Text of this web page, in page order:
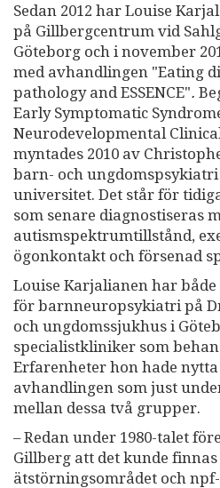
Sedan 2012 har Louise
på Gillbergcentrum vid
Göteborg och i november
med avhandlingen "Eating
pathology and ESSENCE".
Early Symptomatic
Neurodevelopmental
myntades 2010 av
barn- och
universitet. Det står för
som senare diagnostiseras
autismspektrumtillstånd,
ögonkontakt och försenad
Louise Karjalianen har
för barnneuropsykiatri på
och ungdomssjukhus i
specialistkliniker som
Erfarenheter hon hade
avhandlingen som just
mellan dessa två grupper.
– Redan under 1980-talet
Gillberg att det kunde
ätstörningsområdet och